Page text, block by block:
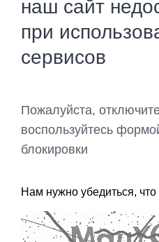
наш сайт
при
сервисов
Пожалуйста,
воспользуйтесь
блокировки
Нам нужно убедиться,